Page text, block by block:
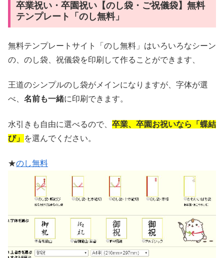
卒業祝い・卒園祝い【のし袋・ご祝儀袋】無料
テンプレート「のし無料」
無料テンプレートサイト「のし無料」はいろいろなシーン
の、のし袋、祝儀袋を印刷して作ることができます、
王道のシンプルのし袋がメインになりますが、字体が選
べ、 名前も一緒に印刷できます。
水引きも自由に選べるので、 卒業、卒園お祝いなら「蝶結
び」
を選んでください。
★のし無料